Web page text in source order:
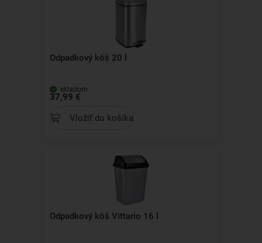
Odpadkový kôš 20 l
skladom
37,99 €
Vložiť do košíka
Odpadkový kôš Vittario 16 l